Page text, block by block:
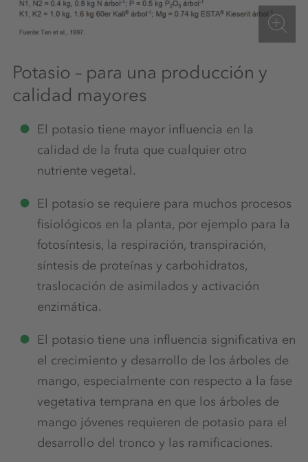
Potasio – para una producción y
calidad mayores
El potasio tiene mayor influencia en la
calidad de la fruta que cualquier otro
nutriente vegetal.
El potasio se requiere para muchos procesos
fisiológicos en la planta, por ejemplo para la
fotosíntesis, la respiración, transpiración,
síntesis de proteínas y carbohidratos,
traslocación de asimilados y activación
enzimática.
El potasio tiene una influencia significativa en
el crecimiento y desarrollo de los árboles de
mango, especialmente con respecto a la fase
vegetativa temprana en que los árboles de
mango jóvenes requieren de potasio para el
desarrollo del tronco y las ramificaciones.